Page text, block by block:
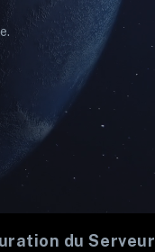
du Serveur